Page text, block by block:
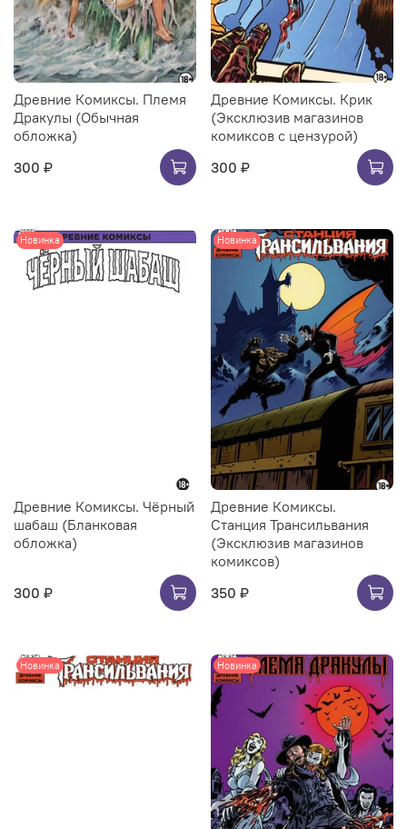
Древние Комиксы. Племя
Дракулы (Обычная
обложка)
300 ₽
Древние Комиксы. Крик
(Эксклюзив магазинов
комиксов с цензурой)
300 ₽
Новинка
Древние Комиксы. Чёрный
шабаш (Бланковая
обложка)
300 ₽
Новинка
Древние Комиксы.
Станция Трансильвания
(Эксклюзив магазинов
комиксов)
350 ₽
Новинка Новинка